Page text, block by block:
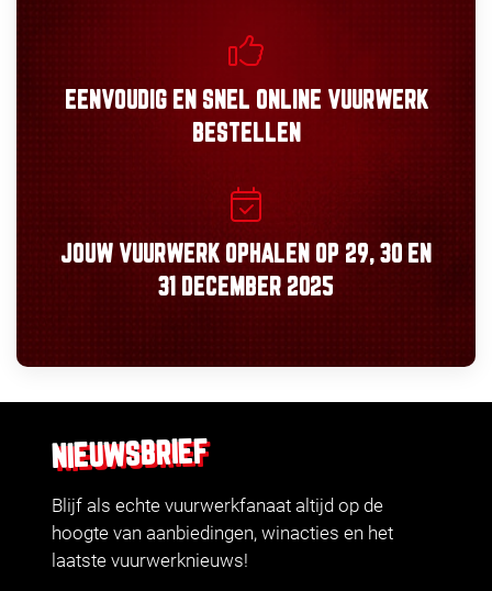
EENVOUDIGEN SNEL ONLINE VUURWERK
BESTELLEN
JOUW VUURWERK OPHALEN OP 29, 30 EN
31 DECEMBER 2025
NIEUWSBRIEF
Blijf als echte vuurwerkfanaat altijd op de
hoogte van aanbiedingen, winacties en het
laatste vuurwerknieuws!